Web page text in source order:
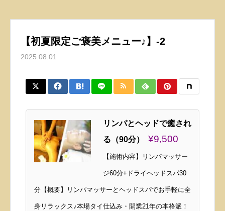
【初夏限定ご褒美メニュー♪】-2
2025.08.01
リンパとヘッドで癒され
る（90分）
¥9,500
【施術内容】リンパマッサー
ジ60分+ドライヘッドスパ30
分【概要】リンパマッサーとヘッドスパでお手軽に全
身リラックス♪本場タイ仕込み・開業21年の本格派！